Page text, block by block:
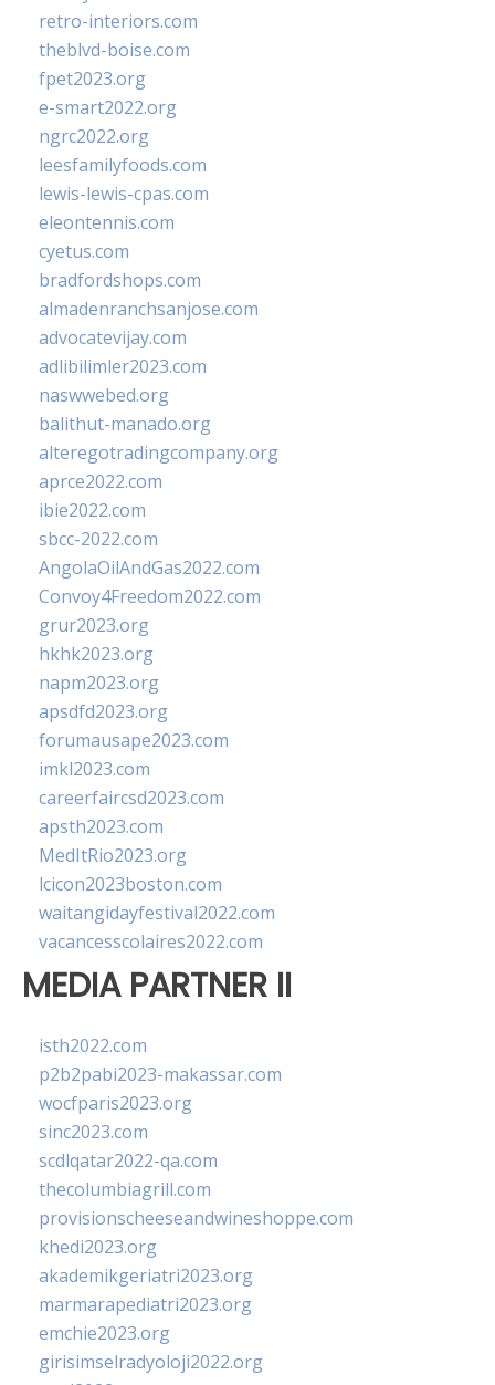
retro-interiors.com
theblvd-boise.com
fpet2023.org
e-smart2022.org
ngrc2022.org
leesfamilyfoods.com
lewis-lewis-cpas.com
eleontennis.com
cyetus.com
bradfordshops.com
almadenranchsanjose.com
advocatevijay.com
adlibilimler2023.com
naswwebed.org
balithut-manado.org
alteregotradingcompany.org
aprce2022.com
ibie2022.com
sbcc-2022.com
AngolaOilAndGas2022.com
Convoy4Freedom2022.com
grur2023.org
hkhk2023.org
napm2023.org
apsdfd2023.org
forumausape2023.com
imkl2023.com
careerfaircsd2023.com
apsth2023.com
MedItRio2023.org
lcicon2023boston.com
waitangidayfestival2022.com
vacancesscolaires2022.com
MEDIA PARTNER II
isth2022.com
p2b2pabi2023-makassar.com
wocfparis2023.org
sinc2023.com
scdlqatar2022-qa.com
thecolumbiagrill.com
provisionscheeseandwineshoppe.com
khedi2023.org
akademikgeriatri2023.org
marmarapediatri2023.org
emchie2023.org
girisimselradyoloji2022.org